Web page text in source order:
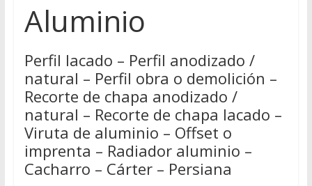
Aluminio
Perfil lacado – Perfil anodizado /
natural – Perfil obra o demolición –
Recorte de chapa anodizado /
natural – Recorte de chapa lacado –
Viruta de aluminio – Offset o
imprenta – Radiador aluminio –
Cacharro – Cárter – Persiana